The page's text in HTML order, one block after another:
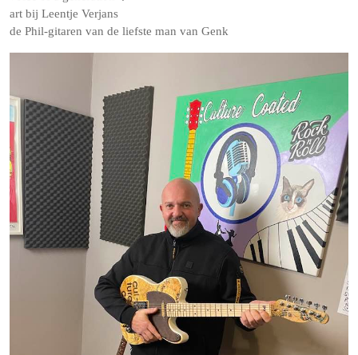
art bij Leentje Verjans
de Phil-gitaren van de liefste man van Genk